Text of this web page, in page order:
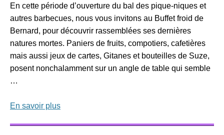
En cette période d’ouverture du bal des pique-niques et
autres barbecues, nous vous invitons au Buffet froid de
Bernard, pour découvrir rassemblées ses dernières
natures mortes. Paniers de fruits, compotiers, cafetières
mais aussi jeux de cartes, Gitanes et bouteilles de Suze,
posent nonchalamment sur un angle de table qui semble
…
En savoir plus